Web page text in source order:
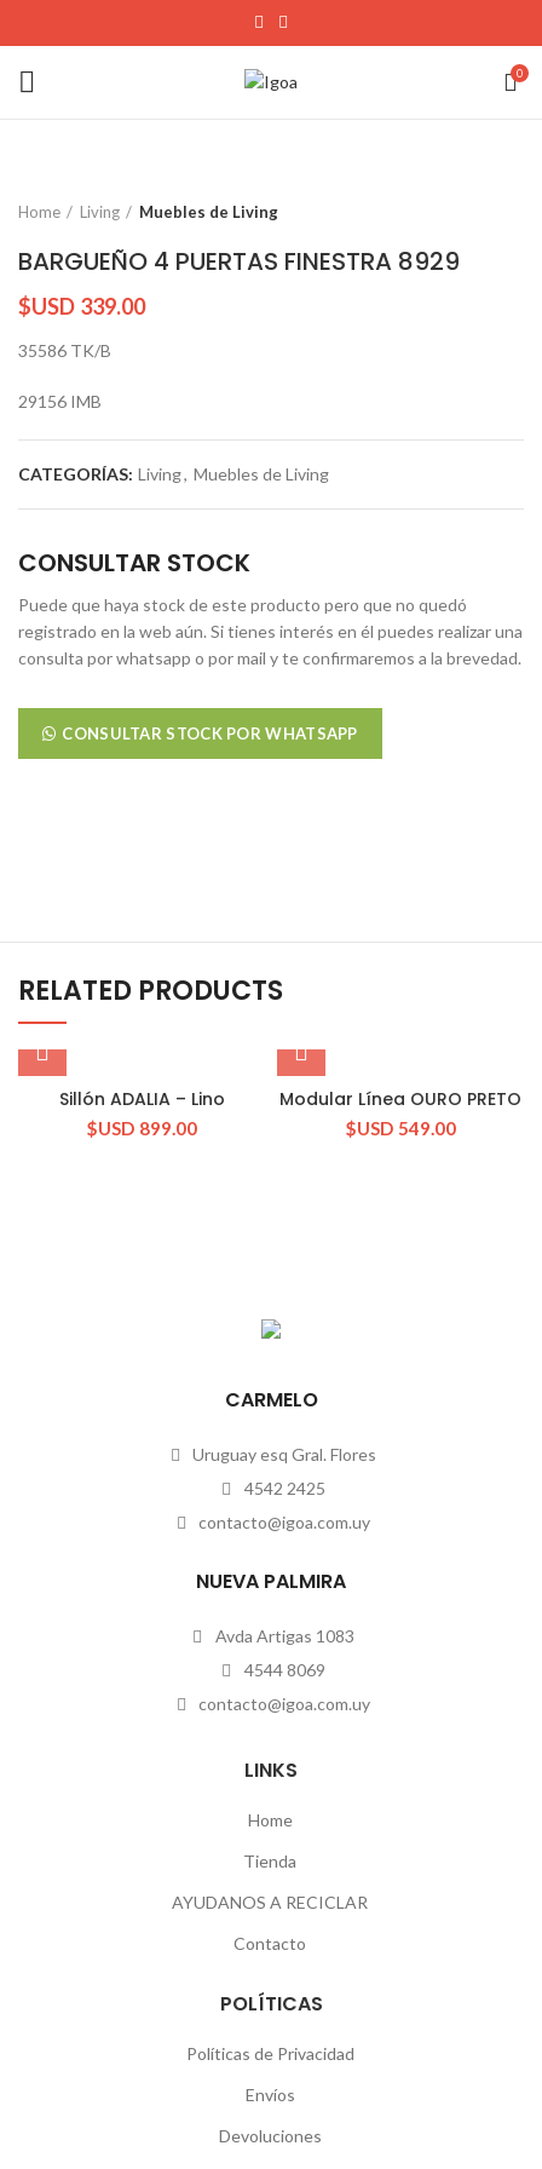
0
Home Living Muebles de Living
BARGUEÑO 4 PUERTAS FINESTRA 8929
$USD 339.00
35586 TK/B
29156 IMB
CATEGORÍAS: Living, Muebles de Living
CONSULTAR STOCK
Puede que haya stock de este producto pero que no quedó
registrado en la web aún. Si tienes interés en él puedes realizar una
consulta por whatsapp o por mail y te confirmaremos a la brevedad.
CONSULTAR STOCK POR WHATSAPP
RELATED PRODUCTS
Sillón ADALIA – Lino
$USD 899.00
Modular Línea OURO PRETO
$USD 549.00
CARMELO
Uruguay esq Gral. Flores
4542 2425
contacto@igoa.com.uy
NUEVA PALMIRA
Avda Artigas 1083
4544 8069
contacto@igoa.com.uy
LINKS
Home
Tienda
AYUDANOS A RECICLAR
Contacto
POLÍTICAS
Políticas de Privacidad
Envíos
Devoluciones